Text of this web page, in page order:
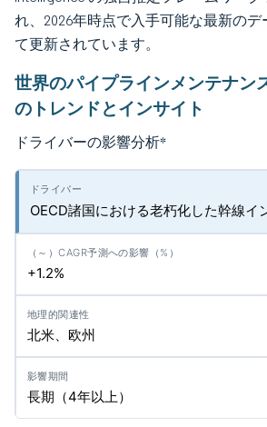
れ、2026年時点で入手可能な最新の
て更新されています。
世界のパイプラインメンテナン
のトレンドとインサイト
ドライバーの影響分析*
OECD諸国における老朽化した幹線イ
+1.2%
北米、欧州
長期（4年以上）